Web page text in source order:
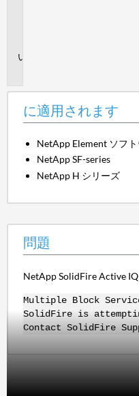
に適用されます
NetApp Element ソフ
NetApp SF-series
NetApp H シリーズ
問題
NetApp SolidFire Active IQ
Multiple Block
SolidFire is
Contact SolidFire